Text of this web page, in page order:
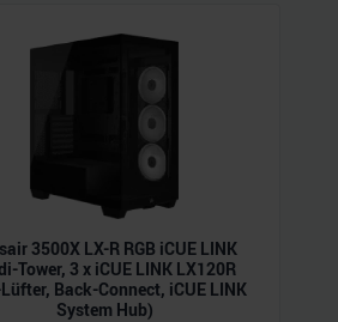
3500X LX-R RGB iCUE LINK
Tower, 3 x iCUE LINK LX120R
Lüfter, Back-Connect, iCUE LINK
System Hub)